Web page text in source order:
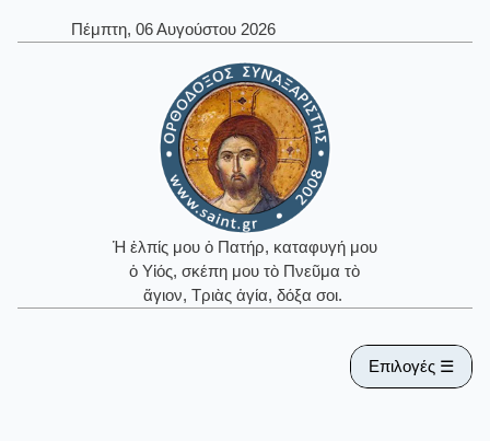
Πέμπτη, 06 Αυγούστου 2026
Ἡ ἐλπίς μου ὁ Πατήρ, καταφυγή μου
ὁ Υἱός, σκέπη μου τὸ Πνεῦμα τὸ
ἅγιον, Τριὰς ἁγία, δόξα σοι.
Επιλογές ☰